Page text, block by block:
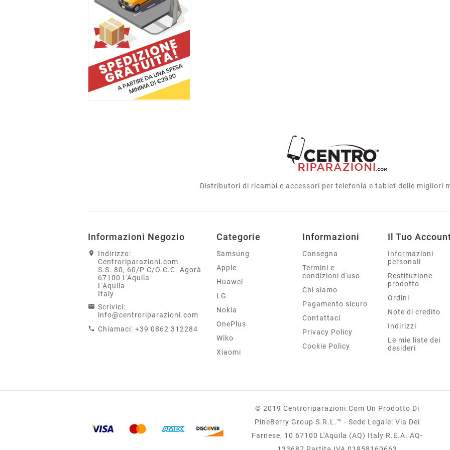
Distributori di ricambi e accessori per telefonia e tablet delle migliori
Informazioni Negozio
Indirizzo:
Centroriparazioni.com
S.S. 80, 60/P C/O C.C. Agorà
67100 L'Aquila
L'Aquila
Italy
Scrivici:
info@centroriparazioni.com
Chiamaci: +39 0862 312284
Categorie
Samsung
Apple
Huawei
LG
Nokia
OnePlus
Wiko
Xiaomi
Informazioni
Consegna
Termini e
condizioni d'uso
Chi siamo
Pagamento sicuro
Contattaci
Privacy Policy
Cookie Policy
Il Tuo
Informazioni
personali
Restituzione
prodotto
Ordini
Note di credito
Indirizzi
Le mie liste dei
desideri
© 2019 Centroriparazioni.com Un Prodotto Di
PineBerry Group S.r.l.™ - Sede Legale: Via Dei
Farnese, 10 67100 L'Aquila (AQ) Italy R.E.A. AQ-